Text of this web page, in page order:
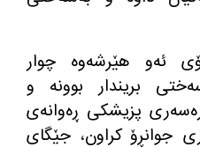
ئه‌و هێرشه‌وه‌ چوار
بریندار بوونه‌ و
پزیشكی ڕه‌وانه‌ی
جوانڕۆ كراون، جێگای